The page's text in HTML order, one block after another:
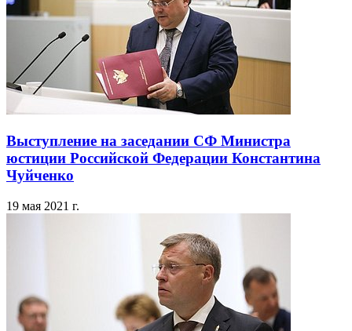
Выступление на заседании СФ Министра
юстиции Российской Федерации Константина
Чуйченко
19 мая 2021 г.